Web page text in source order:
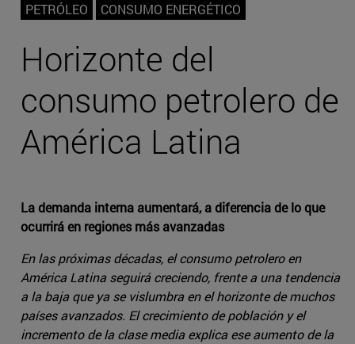
PETRÓLEO
CONSUMO ENERGÉTICO
Horizonte del
consumo petrolero de
América Latina
La demanda interna aumentará, a diferencia de lo que
ocurrirá en regiones más avanzadas
En las próximas décadas, el consumo petrolero en
América Latina seguirá creciendo, frente a una tendencia
a la baja que ya se vislumbra en el horizonte de muchos
países avanzados. El crecimiento de población y el
incremento de la clase media explica ese aumento de la